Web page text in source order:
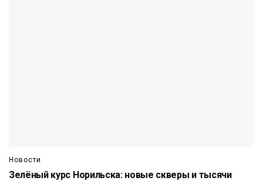
Новости
Зелёный курс Норильска: новые скверы и тысячи